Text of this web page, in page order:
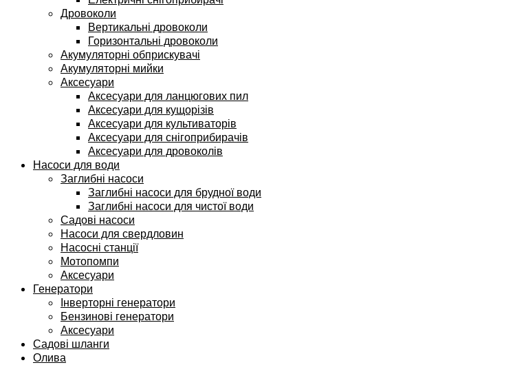
Дровоколи
Вертикальні дровоколи
Горизонтальні дровоколи
Акумуляторні обприскувачі
Акумуляторні мийки
Аксесуари
Аксесуари для ланцюгових пил
Аксесуари для кущорізів
Аксесуари для культиваторів
Аксесуари для снігоприбирачів
Аксесуари для дровоколів
Насоси для води
Заглибні насоси
Заглибні насоси для брудної води
Заглибні насоси для чистої води
Садові насоси
Насоси для свердловин
Насосні станції
Мотопомпи
Аксесуари
Генератори
Інверторні генератори
Бензинові генератори
Аксесуари
Садові шланги
Олива